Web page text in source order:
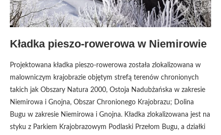
Kładka pieszo-rowerowa w Niemirowie
Projektowana kładka pieszo-rowerowa została zlokalizowana w
malowniczym krajobrazie objętym strefą terenów chronionych
takich jak Obszary Natura 2000, Ostoja Nadubżańska w zakresie
Niemirowa i Gnojna, Obszar Chronionego Krajobrazu; Dolina
Bugu w zakresie Niemirowa i Gnojna. Kładka zlokalizowana jest na
styku z Parkiem Krajobrazowym Podlaski Przełom Bugu, a działki